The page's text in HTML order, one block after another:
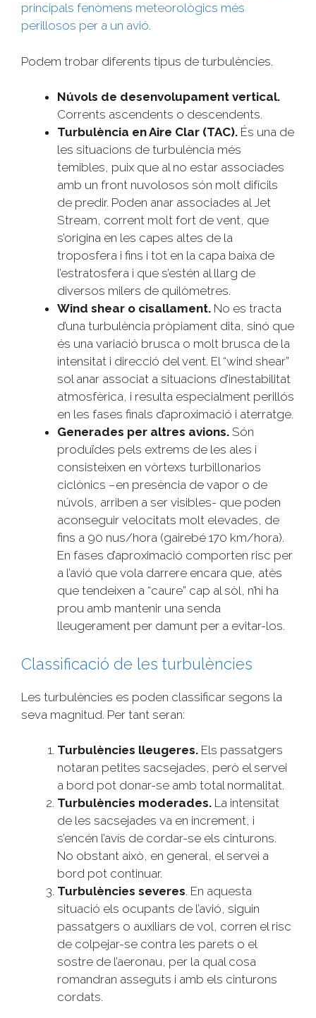
principals fenòmens meteorològics més
perillosos per a un avió.
Podem trobar diferents tipus de turbulències.
Núvols de desenvolupament vertical.
Corrents ascendents o descendents.
Turbulència en Aire Clar (TAC). És una de
les situacions de turbulència més
temibles, puix que al no estar associades
amb un front nuvolosos són molt difícils
de predir. Poden anar associades al Jet
Stream, corrent molt fort de vent, que
s’origina en les capes altes de la
troposfera i fins i tot en la capa baixa de
l’estratosfera i que s’estén al llarg de
diversos milers de quilòmetres.
Wind shear o cisallament. No es tracta
d’una turbulència pròpiament dita, sinó que
és una variació brusca o molt brusca de la
intensitat i direcció del vent. El “wind shear”
sol anar associat a situacions d’inestabilitat
atmosfèrica, i resulta especialment perillós
en les fases finals d’aproximació i aterratge.
Generades per altres avions. Són
produïdes pels extrems de les ales i
consisteixen en vòrtexs turbillonarios
ciclònics –en presència de vapor o de
núvols, arriben a ser visibles- que poden
aconseguir velocitats molt elevades, de
fins a 90 nus/hora (gairebé 170 km/hora).
En fases d’aproximació comporten risc per
a l’avió que vola darrere encara que, atès
que tendeixen a “caure” cap al sòl, n’hi ha
prou amb mantenir una senda
lleugerament per damunt per a evitar-los.
Classificació de les turbulències
Les turbulències es poden classificar segons la
seva magnitud. Per tant seran:
Turbulències lleugeres. Els passatgers
notaran petites sacsejades, però el servei
a bord pot donar-se amb total normalitat.
Turbulències moderades. La intensitat
de les sacsejades va en increment, i
s’encén l’avís de cordar-se els cinturons.
No obstant això, en general, el servei a
bord pot continuar.
Turbulències severes. En aquesta
situació els ocupants de l’avió, siguin
passatgers o auxiliars de vol, corren el risc
de colpejar-se contra les parets o el
sostre de l’aeronau, per la qual cosa
romandran asseguts i amb els cinturons
cordats.